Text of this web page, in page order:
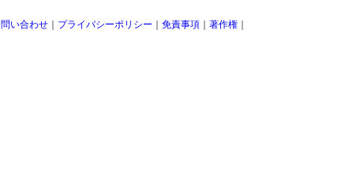
い合わせ ｜ プライバシーポリシー ｜免責事項 ｜著作権 ｜